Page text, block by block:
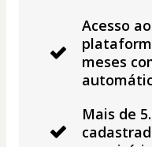
Acesso
meses
Mais de